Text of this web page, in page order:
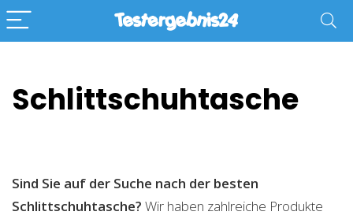
Schlittschuhtasche
Sind Sie auf der Suche nach der besten
Schlittschuhtasche? Wir haben zahlreiche Produkte